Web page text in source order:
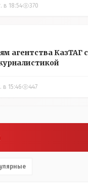
в 18:54 370
агентства КазТАГ
в 15:46 447